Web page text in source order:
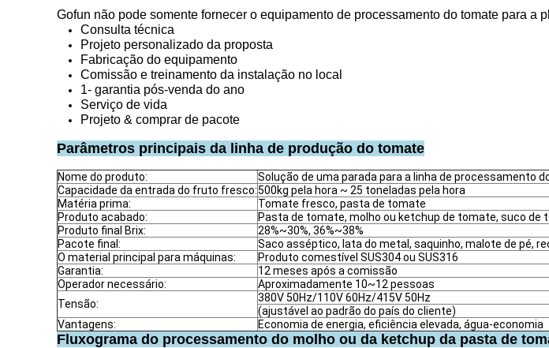
Gofun não pode somente fornecer o equipamento de processamento do tomate para
Consulta técnica
Projeto personalizado da proposta
Fabricação do equipamento
Comissão e treinamento da instalação no local
1- garantia pós-venda do ano
Serviço de vida
Projeto & comprar de pacote
Parâmetros principais da linha de produção do tomate
Nome do produto:
Solução de uma parada para a linha de processamento
Capacidade da entrada do fruto fresco:500kg pela hora ~ 25 toneladas pela hora
Matéria prima:
Tomate fresco, pasta de tomate
Produto acabado:
Pasta de tomate, molho ou ketchup de tomate, suco de
Produto final Brix:
28%~30%, 36%~38%
Pacote final:
Saco asséptico, lata do metal, saquinho, malote de pé,
O material principal para máquinas:
Produto comestível SUS304 ou SUS316
Garantia:
12 meses após a comissão
Operador necessário:
Aproximadamente 10~12 pessoas
Tensão:
380V 50Hz/110V 60Hz/415V 50Hz
(ajustável ao padrão do país do cliente)
Vantagens:
Economia de energia, eficiência elevada, água-economia
Fluxograma do processamento do molho ou da ketchup da pasta de